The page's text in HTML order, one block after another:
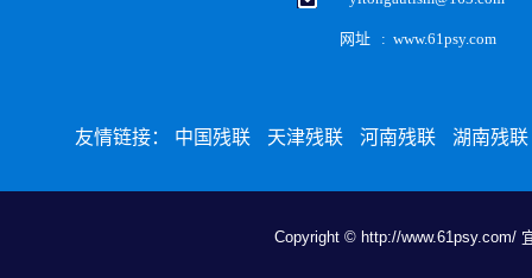
网址 : www.61psy.com
友情链接： 中国残联 天津残联 河南残联 湖南残联
Copyright © http://www.61psy.com/